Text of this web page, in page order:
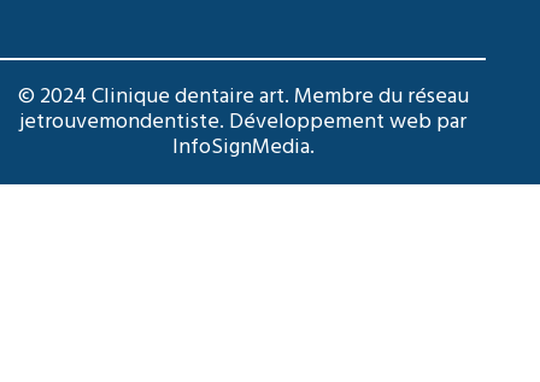
© 2024 Clinique dentaire art. Membre du réseau
jetrouvemondentiste. Développement web par
InfoSignMedia.